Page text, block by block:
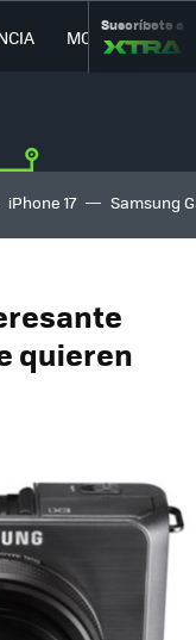
MOVILIDAD
Suscríbete a
iPhone 17 Samsung
quieren